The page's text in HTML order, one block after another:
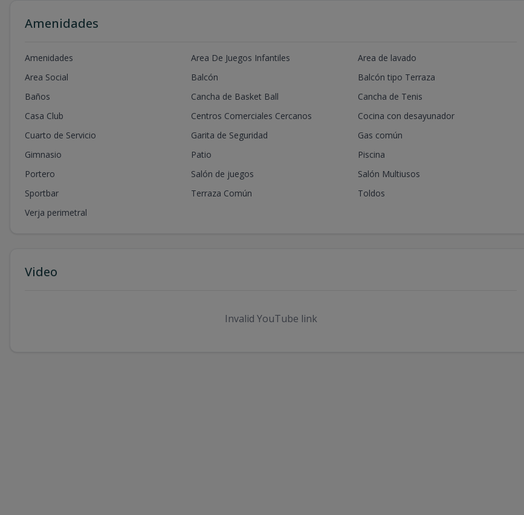
Amenidades
Amenidades Area De Juegos Infantiles
Area de lavado
Area Social
Balcón
Balcón tipo Terraza
Baños
Cancha de Basket Ball
Cancha de Tenis
Casa Club
Centros Comerciales Cercanos
Cocina con desayunador
Cuarto de Servicio
Garita de Seguridad
Gas común
Gimnasio
Patio
Piscina
Portero
Salón de juegos
Salón Multiusos
Sportbar
Terraza Común
Toldos
Verja perimetral
Video
Invalid YouTube link